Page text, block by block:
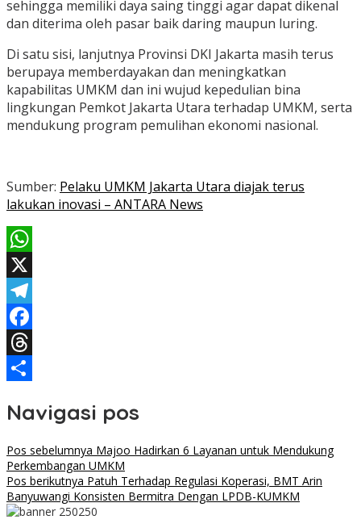
sehingga memiliki daya saing tinggi agar dapat dikenal
dan diterima oleh pasar baik daring maupun luring.
Di satu sisi, lanjutnya Provinsi DKI Jakarta masih terus
berupaya memberdayakan dan meningkatkan
kapabilitas UMKM dan ini wujud kepedulian bina
lingkungan Pemkot Jakarta Utara terhadap UMKM, serta
mendukung program pemulihan ekonomi nasional.
Sumber: Pelaku UMKM Jakarta Utara diajak terus
lakukan inovasi – ANTARA News
WhatsApp
X
Telegram
Facebook
Threads
Navigasi pos
Pos sebelumnya Majoo Hadirkan 6 Layanan untuk Mendukung
Perkembangan UMKM
Pos berikutnya Patuh Terhadap Regulasi Koperasi, BMT Arin
Banyuwangi Konsisten Bermitra Dengan LPDB-KUMKM